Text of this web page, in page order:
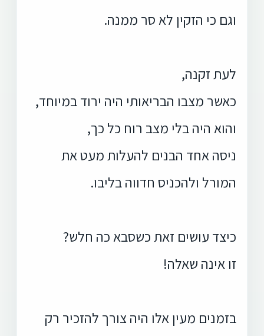
וגם כי הזקין לא סר ממנה.
לעת זקנה,
כאשר מצבו הבריאותי היה ירוד במיוחד,
והוא היה בלי מצב רוח כל כך,
ניסה אחד הבנים להעלות מעט את
המורל ולהכניס חדווה בליבו.
כיצד עושים זאת כשסבא כה חלש?
זו אינה שאלה!
בזמנים מעין אלו היה צורך להזכיר רק